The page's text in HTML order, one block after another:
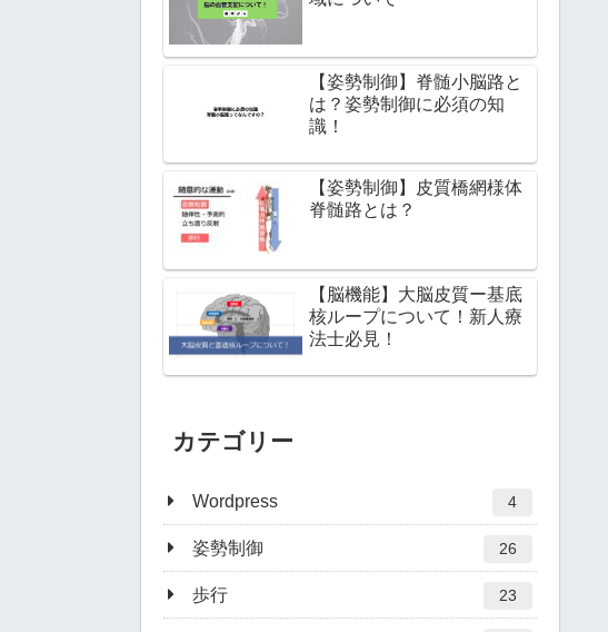
【姿勢制御】脊髄小脳路と
は？姿勢制御に必須の知
識！
【姿勢制御】皮質橋網様体
脊髄路とは？
【脳機能】大脳皮質ー基底
核ループについて！新人療
法士必見！
カテゴリー
Wordpress 4
姿勢制御 26
歩行 23